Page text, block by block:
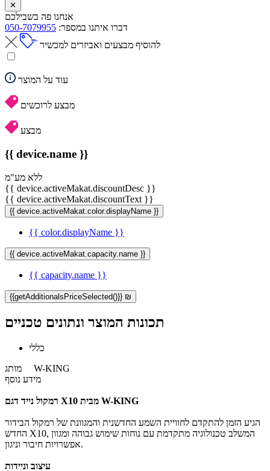
✕
אנחנו פה בשבילכם
דברו איתנו במספר: 050-7079955
להוסיף מבצעים ואביזרים למכשיר
עוד על המוצר
מבצע לרוכשים
מבצע
{{ device.name }}
ללא מע"מ
{{ device.activeMakat.discountDesc }}
{{ device.activeMakat.discountText }}
{{ device.activeMakat.color.displayName }}
{{ color.displayName }}
{{ device.activeMakat.capacity.name }}
{{ capacity.name }}
{{getAdditionalsPriceSelected()}} ₪
תכונות המוצר ונתונים טכניים
כללי
מותג W-KING
מידע נוסף
רמקול נייד דגם X10 מבית W-KING
הגיע הזמן להתקדם לחוויית השמע החדשנית והמגוונת של רמקול הבידור
החדש X10, המשלב טכנולוגיה מתקדמת עם נוחות שימוש גבוהה ומגוון
אפשרויות חיבור וניגון.
עיצוב וניידות